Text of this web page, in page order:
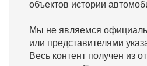
объектов истории
Мы не являемся
или представителями
Весь контент получен из